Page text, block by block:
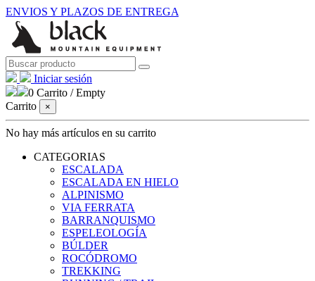
ENVIOS Y PLAZOS DE ENTREGA
Iniciar sesión
0 Carrito /Empty
Carrito
×
No hay más artículos en su carrito
CATEGORIAS
ESCALADA
ESCALADA EN HIELO
ALPINISMO
VIA FERRATA
BARRANQUISMO
ESPELEOLOGÍA
BÚLDER
ROCÓDROMO
TREKKING